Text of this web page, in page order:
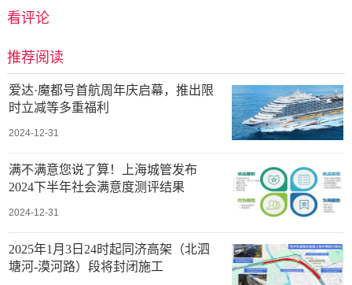
看评论
推荐阅读
爱达·魔都号首航周年庆启幕，推出限
时立减等多重福利
2024-12-31
满不满意您说了算！上海城管发布
2024下半年社会满意度测评结果
2024-12-31
2025年1月3日24时起同济高架（北泗
塘河-漠河路）段将封闭施工